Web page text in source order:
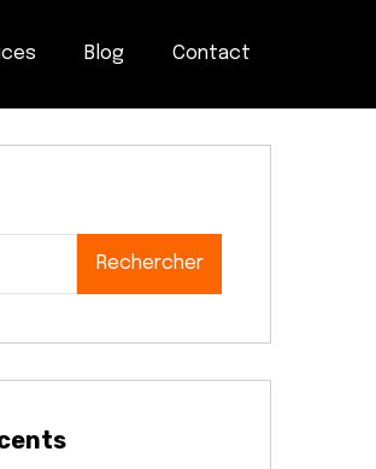
Blog Contact
Rechercher